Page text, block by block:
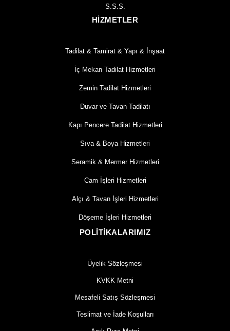
S.S.S.
HİZMETLER
Tadilat & Tamirat & Yapı & İnşaat
İç Mekan Tadilat Hizmetleri
Zemin Tadilat Hizmetleri
Duvar ve Tavan Tadilatı
Kapı Pencere Tadilat Hizmetleri
Sıva & Boya Hizmetleri
Seramik & Mermer Hizmetleri
Cam İşleri Hizmetleri
Alçı & Tavan İşleri Hizmetleri
Döşeme İşleri Hizmetleri
POLİTİKALARIMIZ
Üyelik Sözleşmesi
KVKK Metni
Mesafeli Satış Sözleşmesi
Teslimat ve İade Koşulları